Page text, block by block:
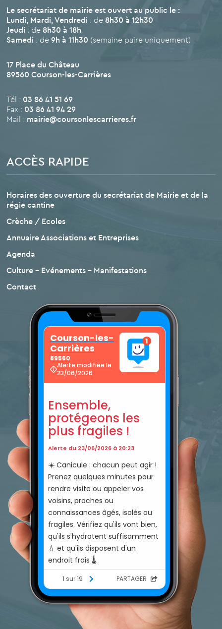
Le secrétariat de mairie est ouvert au public le :
Lundi, Mardi, Vendredi : de 8h30 à 12h30
Jeudi : de 8h30 à 18h
Samedi : de9h à 11h30 (semaine paire uniquement)
17 Place du Château
89560 Courson-les-Carrières
Tél : 03 86 41 51 69
Fax : 03 86 41 94 29
Mail : mairie@coursonlescarrieres.fr
ACCÈS RAPIDE
Horaires des ouverture du secrétariat de Mairie et de la
régie cantine
Crèche / Ecoles
Annuaire Associations et Entreprises
Agenda
Culture – Evénements – Manifestations
Contact